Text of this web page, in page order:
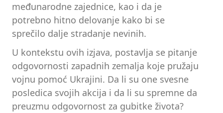
međunarodne zajednice, kao i da je
potrebno hitno delovanje kako bi se
sprečilo dalje stradanje nevinih.
U kontekstu ovih izjava, postavlja se pitanje
odgovornosti zapadnih zemalja koje pružaju
vojnu pomoć Ukrajini. Da li su one svesne
posledica svojih akcija i da li su spremne da
preuzmu odgovornost za gubitke života?